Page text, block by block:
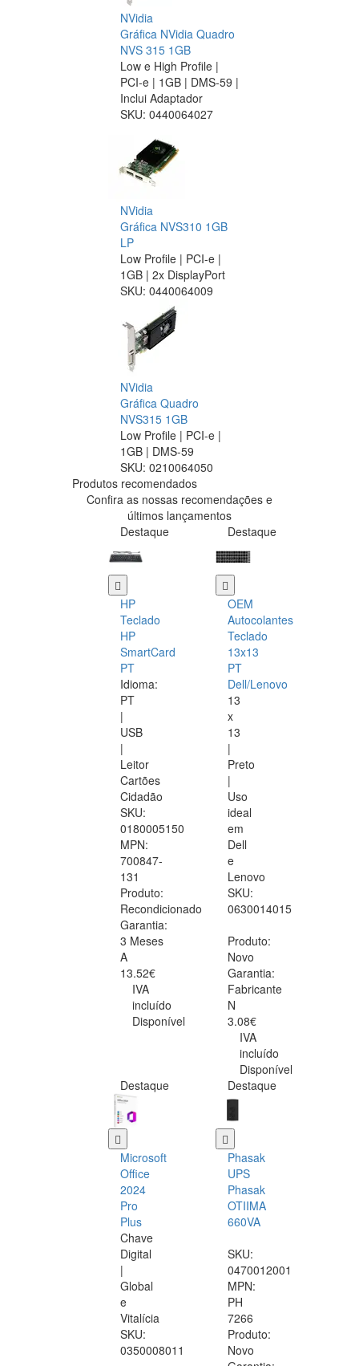
NVidia
Gráfica NVidia Quadro
NVS 315 1GB
Low e High Profile |
PCI-e | 1GB | DMS-59 |
Inclui Adaptador
SKU: 0440064027
NVidia
Gráfica NVS310 1GB
LP
Low Profile | PCI-e |
1GB | 2x DisplayPort
SKU: 0440064009
NVidia
Gráfica Quadro
NVS315 1GB
Low Profile | PCI-e |
1GB | DMS-59
SKU: 0210064050
Produtos recomendados
Confira as nossas recomendações e
últimos lançamentos
Destaque
HP
Teclado
HP
SmartCard
PT
Idioma:
PT
|
USB
|
Leitor
Cartões
Cidadão
SKU:
0180005150
MPN:
700847-
131
Produto:
Recondicionado
Garantia:
3 Meses
A
13.52€
IVA
incluído
Disponível
Destaque
OEM
Autocolantes
Teclado
13x13
PT
Dell/Lenovo
13
x
13
|
Preto
|
Uso
ideal
em
Dell
e
Lenovo
SKU:
0630014015
Produto:
Novo
Garantia:
Fabricante
N
3.08€
IVA
incluído
Disponível
Destaque
Microsoft
Office
2024
Pro
Plus
Chave
Digital
|
Global
e
Vitalícia
SKU:
0350008011
Destaque
Phasak
UPS
Phasak
OTIIMA
660VA
SKU:
0470012001
MPN:
PH
7266
Produto:
Novo